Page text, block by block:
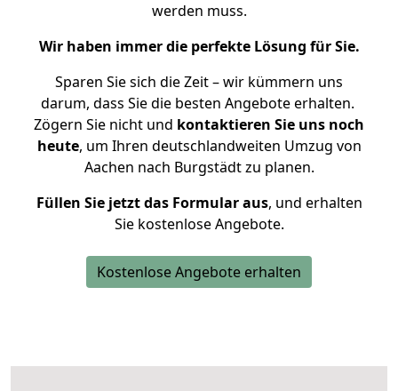
werden muss.
Wir haben immer die perfekte Lösung für Sie.
Sparen Sie sich die Zeit – wir kümmern uns
darum, dass Sie die besten Angebote erhalten.
Zögern Sie nicht und kontaktieren Sie uns noch
heute, um Ihren deutschlandweiten Umzug von
Aachen nach Burgstädt zu planen.
Füllen Sie jetzt das Formular aus, und erhalten
Sie kostenlose Angebote.
Kostenlose Angebote erhalten